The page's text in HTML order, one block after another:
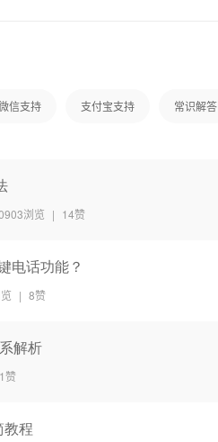
信支持 支付宝支持 常识解答
浏览 | 14赞
电话功能？
| 8赞
解析
1赞
教程